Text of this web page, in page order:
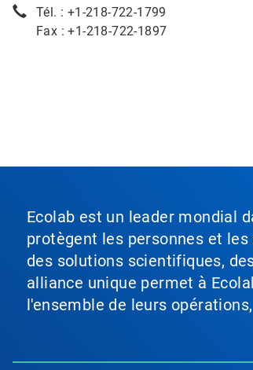
Tél. : +1-218-722-1799
Fax : +1-218-722-1897
Ecolab est un leader mondial
protègent les personnes et
des solutions scientifiques,
alliance unique permet à
l'ensemble de leurs